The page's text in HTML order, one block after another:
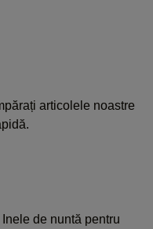
articolele noastre
Inele de nuntă pentru